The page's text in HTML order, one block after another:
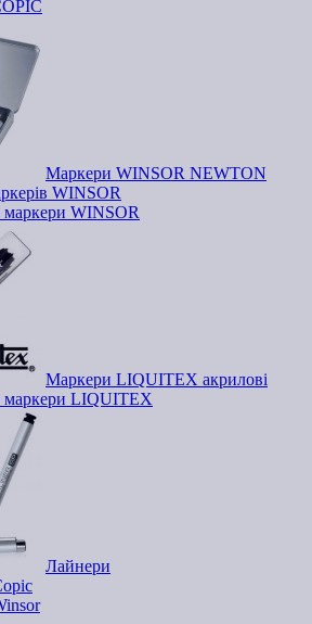
Маркери WINSOR NEWTON
WINSOR
WINSOR
Маркери LIQUITEX акрилові
LIQUITEX
Лайнери